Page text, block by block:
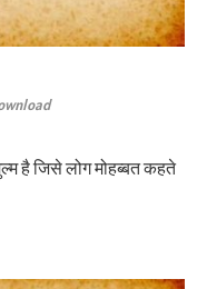
है जिसे लोग मोहब्बत कहते